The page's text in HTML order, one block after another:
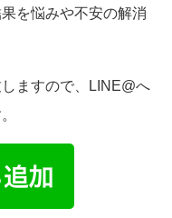
を悩みや不安の解消
ますので、LINE@へ